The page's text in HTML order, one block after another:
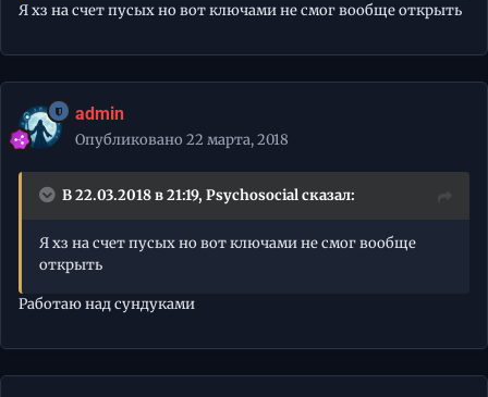
Я хз на счет пусых но вот ключами не смог вообще открыть
admin
Опубликовано 22 марта, 2018
В 22.03.2018 в 21:19, Psychosocialсказал:
Я хз на счет пусых но вот ключами не смог вообще
открыть
Работаю над сундуками